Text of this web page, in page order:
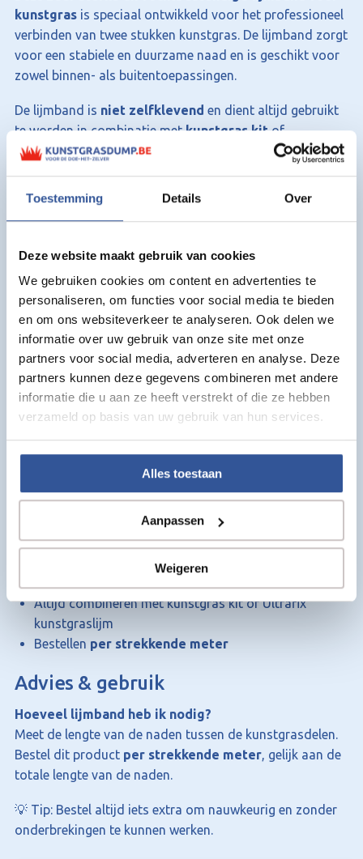
Toestemming Details Over
Deze website maakt gebruik van cookies
We gebruiken cookies om content en advertenties te
personaliseren, om functies voor social media te bieden
en om ons websiteverkeer te analyseren. Ook delen we
informatie over uw gebruik van onze site met onze
partners voor social media, adverteren en analyse. Deze
partners kunnen deze gegevens combineren met andere
informatie die u aan ze heeft verstrekt of die ze hebben
verzameld op basis van uw gebruik van hun services.
Alles toestaan
Aanpassen
Weigeren
kunstgras is speciaal ontwikkeld voor het professioneel
verbinden van twee stukken kunstgras. De lijmband zorgt
voor een stabiele en duurzame naad en is geschikt voor
zowel binnen- als buitentoepassingen.
De lijmband is niet zelfklevend en dient altijd gebruikt
te worden in combinatie metkunstgras kit of
Ultrafix kunstgraslijm . In combinatie met de juiste lijm
vocht, temperatuurverschillen en intensief gebruik.
Voordelen van deze kunstgras
Speciaal gemaakt voor het verbinden van kunstgras
naden
Zeer sterk en vochtbestendig
Geschikt voor professioneel en particulier gebruik
Zorgt voor strakke en duurzame naden
Productspecificaties:
Kunstgras lijmband (niet zelfklevend)
Per strekkende meter
⚠️Let op:
Altijd combineren met kunstgras kit of Ultrafix
kunstgraslijm
Bestellen per strekkende meter
Advies & gebruik
Hoeveel lijmband heb ik nodig?
Meet de lengte van de naden tussen de kunstgrasdelen.
Bestel dit product per strekkende meter, gelijk aan de
totale lengte van de naden.
💡 Tip: Bestel altijd iets extra om nauwkeurig en zonder
onderbrekingen te kunnen werken.